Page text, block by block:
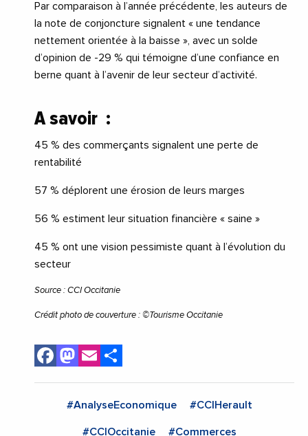
Par comparaison à l’année précédente, les auteurs de
la note de conjoncture signalent « une tendance
nettement orientée à la baisse », avec un solde
d’opinion de -29 % qui témoigne d’une confiance en
berne quant à l’avenir de leur secteur d’activité.
A savoir :
45 % des commerçants signalent une perte de
rentabilité
57 % déplorent une érosion de leurs marges
56 % estiment leur situation financière « saine »
45 % ont une vision pessimiste quant à l’évolution du
secteur
Source : CCI Occitanie
Crédit photo de couverture : ©Tourisme Occitanie
Facebook
Mastodon
Email
#AnalyseEconomique #CCIHerault
#CCIOccitanie #Commerces